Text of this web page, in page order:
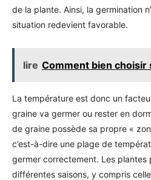
de la plante. Ainsi, la germination
situation redevient favorable.
lire Comment bien choisir
La température est donc un
graine va germer ou rester en
de graine possède sa propre «
c’est-à-dire une plage de
germer correctement. Les plantes
différentes saisons, y compris